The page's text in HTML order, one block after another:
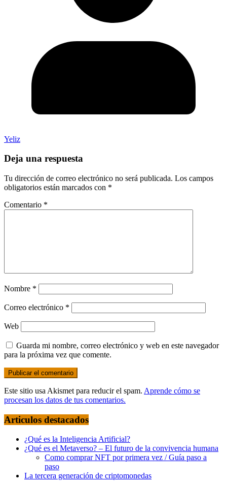
Yeliz
Deja una respuesta
Tu dirección de correo electrónico no será publicada. Los campos
obligatorios están marcados con *
Comentario *
Nombre *
Correo electrónico *
Web
Guarda mi nombre, correo electrónico y web en este navegador
para la próxima vez que comente.
Este sitio usa Akismet para reducir el spam. Aprende cómo se
procesan los datos de tus comentarios.
Articulos destacados
¿Qué es la Inteligencia Artificial?
¿Qué es el Metaverso? – El futuro de la convivencia humana
Como comprar NFT por primera vez / Guía paso a
paso
La tercera generación de criptomonedas